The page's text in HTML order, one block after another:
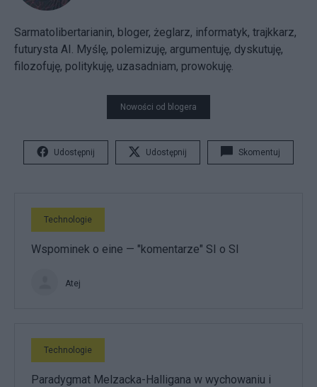
Sarmatolibertarianin, bloger, żeglarz, informatyk, trajkkarz,
futurysta AI. Myślę, polemizuję, argumentuję, dyskutuję,
filozofuję, politykuję, uzasadniam, prowokuję.
Nowości od blogera
Udostępnij Udostępnij Skomentuj
Technologie
Wspominek o eine — "komentarze" SI o SI
Atej
Technologie
Paradygmat Melzacka-Halligana w wychowaniu i